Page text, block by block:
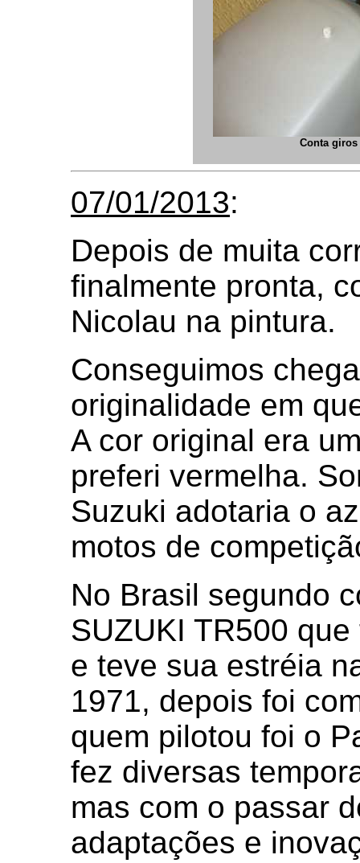
Conta
07/01/2013:
Depois de muita
finalmente pronta,
Nicolau na pintura.
Conseguimos
originalidade em
A cor original era
preferi vermelha.
Suzuki adotaria o
motos de
No Brasil segundo
SUZUKI TR500
e teve sua estréia
1971, depois foi
quem pilotou foi o
fez diversas
mas com o passar
adaptações e